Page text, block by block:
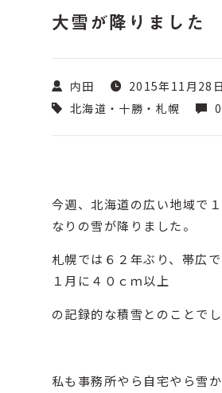
大雪が降りました
内田
2015年11月28日
北海道・十勝・札幌
0
今週、北海道の広い地域で
なりの雪が降りました。
札幌では６２年ぶり、帯広
１月に４０ｃｍ以上
の記録的な積雪とのことでし
私も事務所やら自宅やら雪